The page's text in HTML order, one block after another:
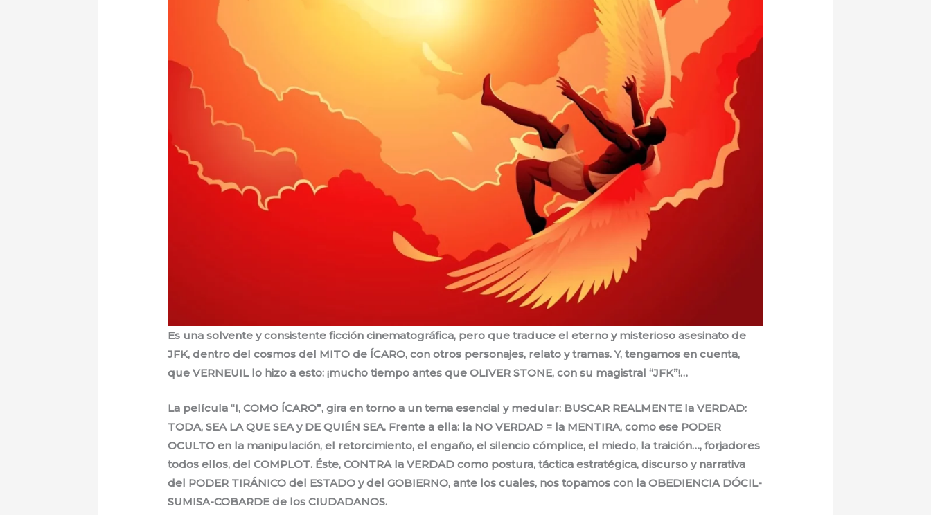
Es una solvente y consistente ficción cinematográfica, pero que traduce el eterno y misterioso asesinato de
JFK, dentro del cosmos del MITO de ÍCARO, con otros personajes, relato y tramas. Y, tengamos en cuenta,
que VERNEUIL lo hizo a esto: ¡mucho tiempo antes que OLIVER STONE, con su magistral “JFK”!…
La película “I, COMO ÍCARO”, gira en torno a un tema esencial y medular: BUSCAR REALMENTE la VERDAD:
TODA, SEA LA QUE SEA y DE QUIÉN SEA. Frente a ella: la NO VERDAD = la MENTIRA, como ese PODER
OCULTO en la manipulación, el retorcimiento, el engaño, el silencio cómplice, el miedo, la traición…, forjadores
todos ellos, del COMPLOT. Éste, CONTRA la VERDAD como postura, táctica estratégica, discurso y narrativa
del PODER TIRÁNICO del ESTADO y del GOBIERNO, ante los cuales, nos topamos con la OBEDIENCIA DÓCIL-
SUMISA-COBARDE de los CIUDADANOS.